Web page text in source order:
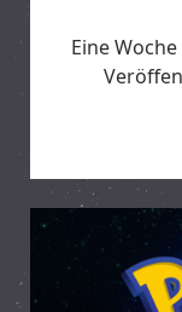
Eine